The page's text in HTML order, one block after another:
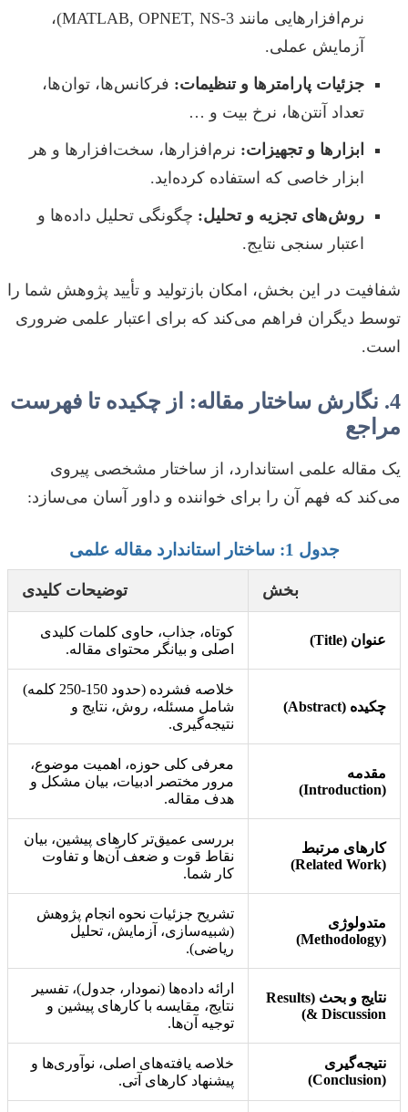
نرم‌افزارهایی مانند MATLAB, OPNET, NS-3)،
آزمایش عملی.
جزئیات پارامترها و تنظیمات: فرکانس‌ها، توان‌ها،
تعداد آنتن‌ها، نرخ بیت و …
ابزارها و تجهیزات: نرم‌افزارها، سخت‌افزارها و هر
ابزار خاصی که استفاده کرده‌اید.
روش‌های تجزیه و تحلیل: چگونگی تحلیل داده‌ها و
اعتبار سنجی نتایج.
شفافیت در این بخش، امکان بازتولید و تأیید پژوهش شما را
توسط دیگران فراهم می‌کند که برای اعتبار علمی ضروری
است.
4. نگارش ساختار مقاله: از چکیده تا فهرست
مراجع
یک مقاله علمی استاندارد، از ساختار مشخصی پیروی
می‌کند که فهم آن را برای خواننده و داور آسان می‌سازد:
جدول 1: ساختار استاندارد مقاله علمی
بخش توضیحات کلیدی
عنوان (Title)
کوتاه، جذاب، حاوی کلمات کلیدی
اصلی و بیانگر محتوای مقاله.
چکیده (Abstract)
خلاصه فشرده (حدود 150-250 کلمه)
شامل مسئله، روش، نتایج و
نتیجه‌گیری.
مقدمه
(Introduction)
معرفی کلی حوزه، اهمیت موضوع،
مرور مختصر ادبیات، بیان مشکل و
هدف مقاله.
کارهای مرتبط
(Related Work)
بررسی عمیق‌تر کارهای پیشین، بیان
نقاط قوت و ضعف آن‌ها و تفاوت
کار شما.
متدولوژی
(Methodology)
تشریح جزئیات نحوه انجام پژوهش
(شبیه‌سازی، آزمایش، تحلیل
ریاضی).
نتایج و بحث (Results
& Discussion)
ارائه داده‌ها (نمودار، جدول)، تفسیر
نتایج، مقایسه با کارهای پیشین و
توجیه آن‌ها.
نتیجه‌گیری
(Conclusion)
خلاصه یافته‌های اصلی، نوآوری‌ها و
پیشنهاد کارهای آتی.